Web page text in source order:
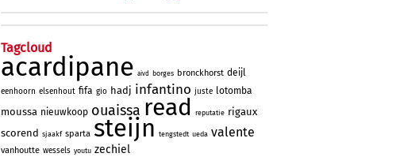
Tagcloud
acardipane aivd borges bronckhorst deijl
eenhoorn elsenhout fifa gio hadj infantino juste lotomba
moussa nieuwkoop ouaissa read reputatie rigaux
scorend sjaakf sparta steijn tengstedt ueda valente
vanhoutte wessels youtu zechiel